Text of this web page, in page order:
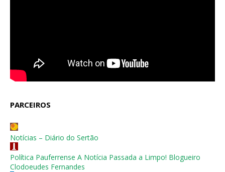
PARCEIROS
Notícias – Diário do Sertão
Política Pauferrense A Notícia Passada a Limpo! Blogueiro
Clodoeudes Fernandes